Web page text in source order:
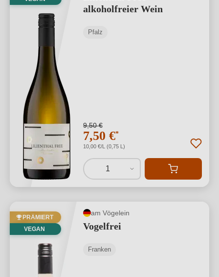
alkoholfreier Wein
Pfalz
9,50 €
7,50 €*
10,00 €/L (0,75 L)
1
PRÄMIERT
VEGAN
am Vögelein
Vogelfrei
Franken